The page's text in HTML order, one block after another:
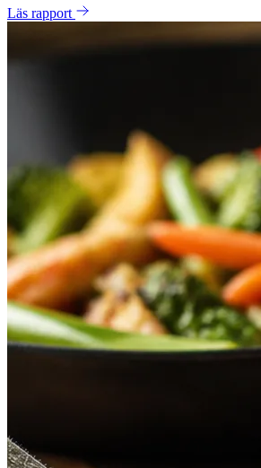
Läs rapport